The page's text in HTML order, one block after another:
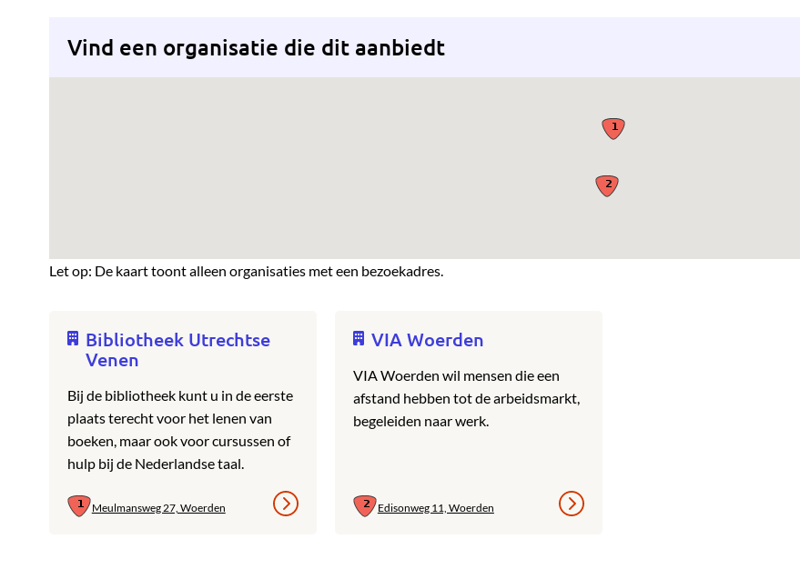
Vind een organisatie die dit aanbiedt
Let op: De kaart toont alleen organisaties met een bezoekadres.
Bibliotheek Utrechtse
Venen
Bij de bibliotheek kunt u in de eerste
plaats terecht voor het lenen van
boeken, maar ook voor cursussen of
hulp bij de Nederlandse taal.
Meulmansweg 27, Woerden
VIA Woerden
VIA Woerden wil mensen die een
afstand hebben tot de arbeidsmarkt,
begeleiden naar werk.
Edisonweg 11, Woerden